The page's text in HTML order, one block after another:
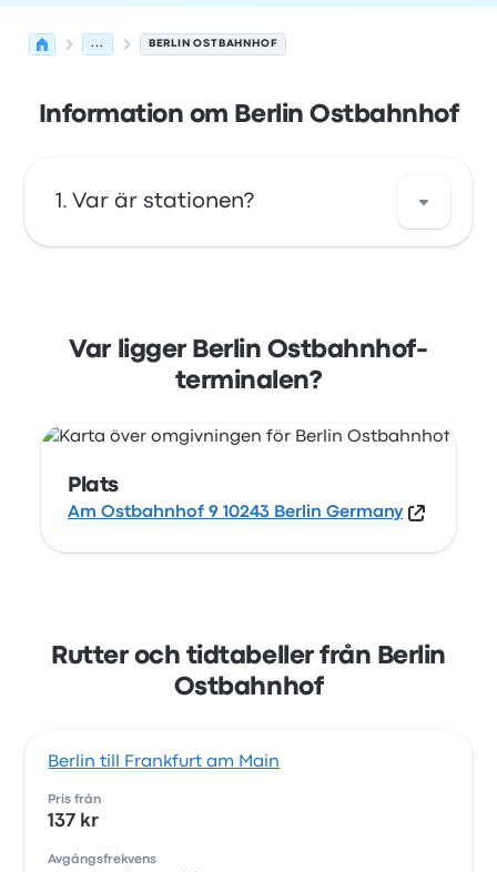
... BERLIN OSTBAHNHOF
Information om Berlin Ostbahnhof
Var är stationen?
för den här busshållplatsen i Berlin på en
Var ligger Berlin Ostbahnhof-
terminalen?
Plats
Am Ostbahnhof 9 10243 Berlin Germany
Rutter och tidtabeller från Berlin
Ostbahnhof
Berlin till Frankfurt am Main
Pris från
137 kr
Avgångsfrekvens